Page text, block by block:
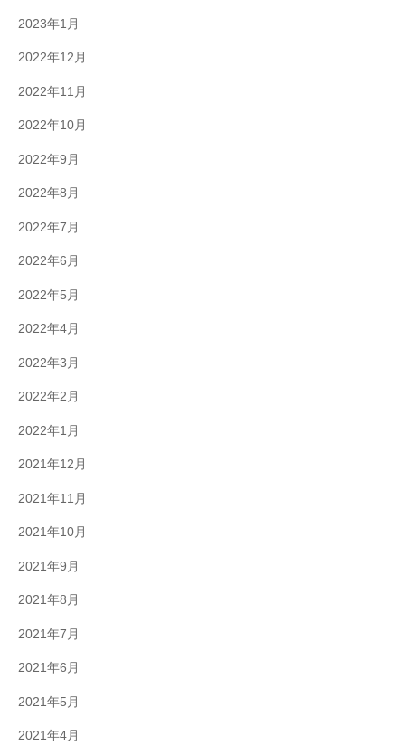
2023年1月
2022年12月
2022年11月
2022年10月
2022年9月
2022年8月
2022年7月
2022年6月
2022年5月
2022年4月
2022年3月
2022年2月
2022年1月
2021年12月
2021年11月
2021年10月
2021年9月
2021年8月
2021年7月
2021年6月
2021年5月
2021年4月